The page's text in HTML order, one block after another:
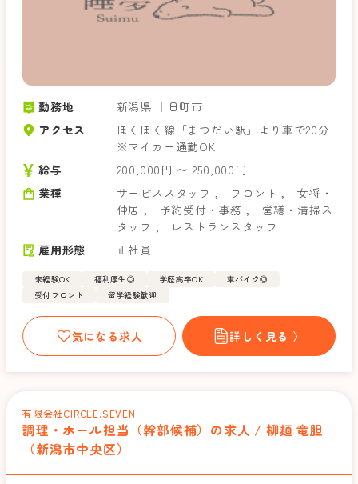
勤務地
新潟県 十日町市
アクセス
ほくほく線「まつだい駅」より車で20分
※マイカー通勤OK
給与
200,000円 〜 250,000円
業種
サービススタッフ ， フロント，
女将・
仲居 ， 予約受付・事務，
営繕・清掃ス
タッフ ，
レストランスタッフ
雇用形態
正社員
未経験OK 福利厚生◎ 学歴高卒OK
車バイク◎
受付フロント
留学経験歓迎
気になる求人 詳しく見る 〉
有限会社CIRCLE.SEVEN
調理・ホール担当（幹部候補）の求人 / 柳麺 竜胆
（新潟市中央区）